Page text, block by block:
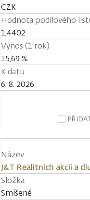
CZK
Hodnota podílového
1,4402
Výnos (1 rok)
15,69 %
K datu
6. 8. 2026
Název
J&T Realitních akcií a
Složka
Smíšené